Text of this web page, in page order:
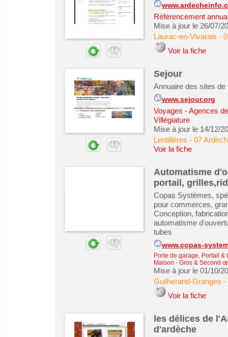
Référencement
Mise à jour le 26/07/
Laurac-en-Vivarais -
Voir la fiche
Sejour
Annuaire des sites
www.sejour.org
Voyages - Agences
Villégiature
Mise à jour le 14/12/
Lentillères - 07
Voir la fiche
Automatisme
portail,
Copas Systèmes,
pour commerces,
Conception,
automatisme
tubes
www.copas-
Porte de garage, Portail &
Maison - Gros & Second
Mise à jour le 01/10/
Guilherand-Granges -
Voir la fiche
les délices de
d'ardèche